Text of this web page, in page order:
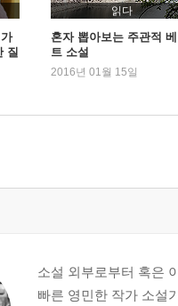
질
읽다
혼자 뽑아보는 주관적
트 소설
2016년 01월 15일
소설 외부로부터 혹은
빠른 영민한 작가 소설